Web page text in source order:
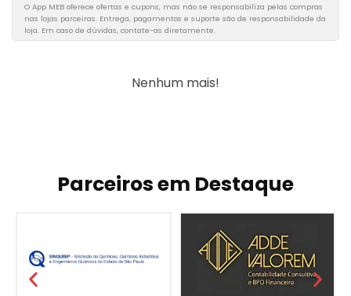
O App MEB oferece ofertas e cupons, mas não se responsabiliza pelas compras
nas lojas parceiras. Entrega, pagamentos e suporte são de responsabilidade da
loja. Em caso de dúvidas, contate-as diretamente.
Nenhum mais!
Parceiros em Destaque